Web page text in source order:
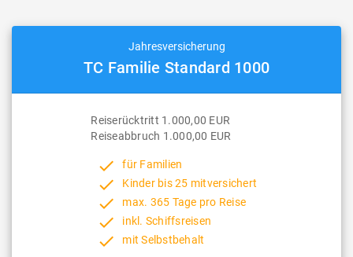
Jahresversicherung
TC Familie Standard 1000
Reiserücktritt 1.000,00 EUR
Reiseabbruch 1.000,00 EUR
done für Familien
done Kinder bis 25 mitversichert
done max. 365 Tage pro Reise
done inkl. Schiffsreisen
done mit Selbstbehalt